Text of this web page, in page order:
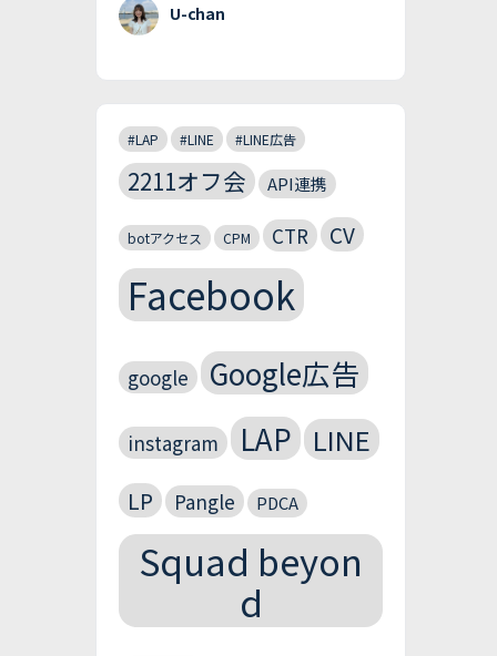
U-chan
#LAP #LINE #LINE広告
2211オフ会 API連携
botアクセス CPM CTR CV
Facebook
google Google広告
instagram LAP LINE
LP Pangle PDCA
Squad beyon
d